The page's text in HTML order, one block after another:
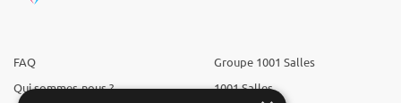
FAQ
Qui sommes-nous ?
Groupe 1001 Salles
1001 Salles